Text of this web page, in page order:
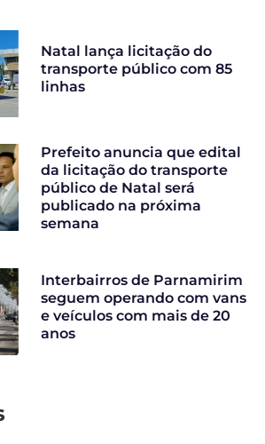
Natal lança licitação do
transporte público com 85
linhas
Prefeito anuncia que edital
da licitação do transporte
público de Natal será
publicado na próxima
semana
Interbairros de Parnamirim
seguem operando com vans
e veículos com mais de 20
anos